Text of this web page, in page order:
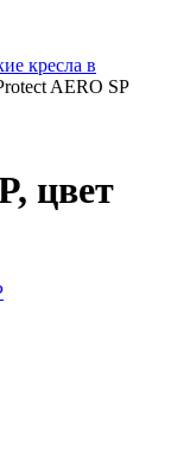
кресла в
AERO SP
цвет